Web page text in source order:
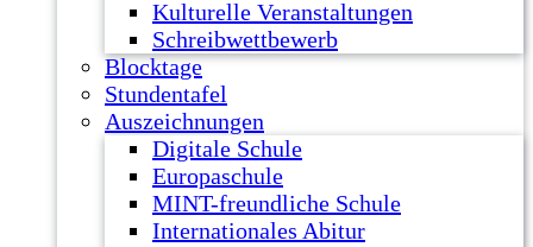
Kulturelle Veranstaltungen
Schreibwettbewerb
Blocktage
Stundentafel
Auszeichnungen
Digitale Schule
Europaschule
MINT-freundliche Schule
Internationales Abitur